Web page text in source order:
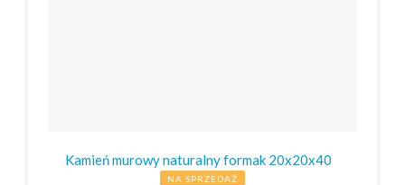
Kamień murowy naturalny formak 20x20x40
NA SPRZEDAŻ